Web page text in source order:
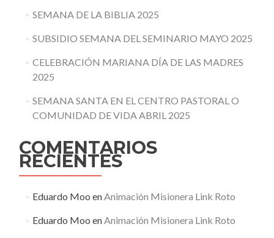
SEMANA DE LA BIBLIA 2025
SUBSIDIO SEMANA DEL SEMINARIO MAYO 2025
CELEBRACIÓN MARIANA DÍA DE LAS MADRES
2025
SEMANA SANTA EN EL CENTRO PASTORAL O
COMUNIDAD DE VIDA ABRIL 2025
COMENTARIOS
RECIENTES
Eduardo Moo enAnimación Misionera Link Roto
Eduardo Moo enAnimación Misionera Link Roto